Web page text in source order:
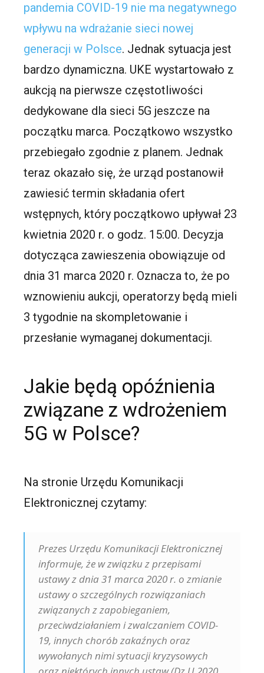
pandemia COVID-19 nie ma negatywnego
wpływu na wdrażanie sieci nowej
generacji w Polsce. Jednak sytuacja jest
bardzo dynamiczna. UKE wystartowało z
aukcją na pierwsze częstotliwości
dedykowane dla sieci 5G jeszcze na
początku marca. Początkowo wszystko
przebiegało zgodnie z planem. Jednak
teraz okazało się, że urząd postanowił
zawiesić termin składania ofert
wstępnych, który początkowo upływał 23
kwietnia 2020 r. o godz. 15:00. Decyzja
dotycząca zawieszenia obowiązuje od
dnia 31 marca 2020 r. Oznacza to, że po
wznowieniu aukcji, operatorzy będą mieli
3 tygodnie na skompletowanie i
przesłanie wymaganej dokumentacji.
Jakie będą opóźnienia
związane z wdrożeniem
5G w Polsce?
Na stronie Urzędu Komunikacji
Elektronicznej czytamy:
Prezes Urzędu Komunikacji Elektronicznej
informuje, że w związku z przepisami
ustawy z dnia 31 marca 2020 r. o zmianie
ustawy o szczególnych rozwiązaniach
związanych z zapobieganiem,
przeciwdziałaniem i zwalczaniem COVID-
19, innych chorób zakaźnych oraz
wywołanych nimi sytuacji kryzysowych